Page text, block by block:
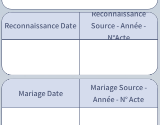
Reconnaissance Date
Reconnaissance
Source - Année -
N°Acte
Mariage Date
Mariage Source -
Année - N° Acte